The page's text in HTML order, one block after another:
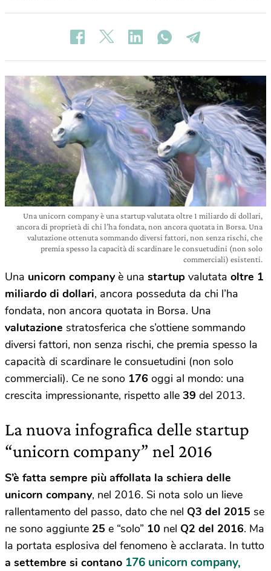
Una unicorn company è una startup valutata oltre 1 miliardo di dollari,
ancora di proprietà di chi l’ha fondata, non ancora quotata in Borsa. Una
valutazione ottenuta sommando diversi fattori, non senza rischi, che
premia spesso la capacità di scardinare le consuetudini (non solo
commerciali) esistenti.
Una unicorn companyè una startup valutata oltre 1
miliardo di dollari, ancora posseduta da chi l’ha
fondata, non ancora quotata in Borsa. Una
valutazione stratosferica che s’ottiene sommando
diversi fattori, non senza rischi, che premia spesso la
capacità di scardinare le consuetudini (non solo
commerciali). Ce ne sono 176 oggi al mondo: una
crescita impressionante, rispetto alle 39 del 2013.
La nuova infografica delle startup
“unicorn company” nel 2016
S’è fatta sempre più affollata la schiera delle
unicorn company, nel 2016. Si nota solo un lieve
rallentamento del passo, dato che nel Q3 del 2015 se
ne sono aggiunte 25 e “solo” 10 nel Q2 del 2016. Ma
la portata esplosiva del fenomeno è acclarata. In tutto
a settembre si contano 176 unicorn company,